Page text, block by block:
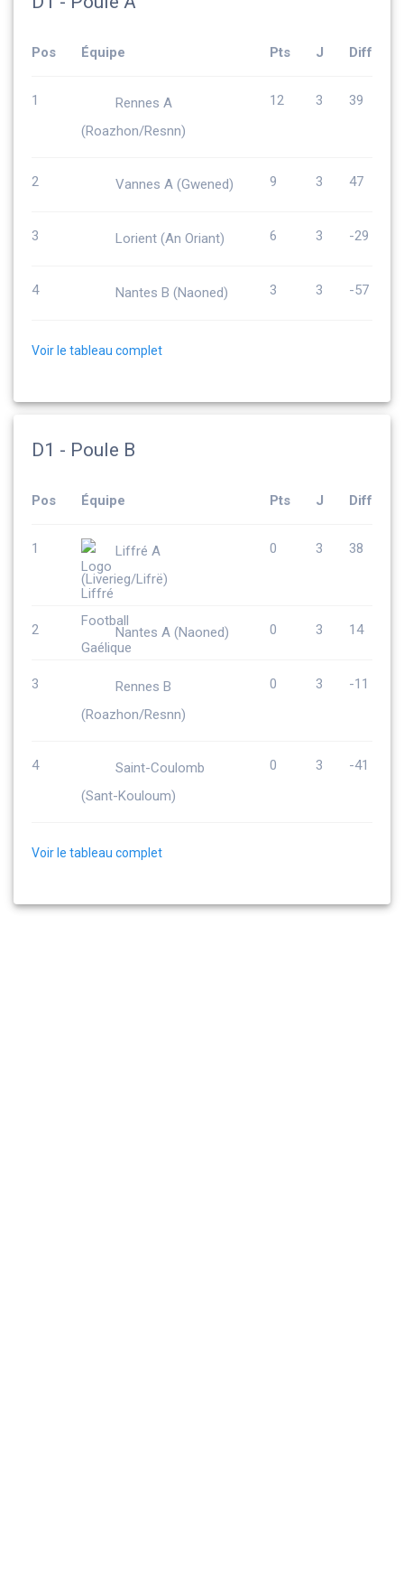
Pos Équipe Pts J Diff
1
Rennes A
(Roazhon/Resnn)
12 3 39
2 Vannes A (Gwened) 9 3 47
3 Lorient (An Oriant) 6 3 -29
4 Nantes B (Naoned) 3 3 -57
Voir le tableau complet
D1 - Poule B
Pos Équipe Pts J Diff
1
Liffré A
(Liverieg/Lifrë)
0 3 38
2 Nantes A (Naoned) 0 3 14
3
Rennes B
(Roazhon/Resnn)
0 3 -11
4
Saint-Coulomb
(Sant-Kouloum)
0 3 -41
Voir le tableau complet